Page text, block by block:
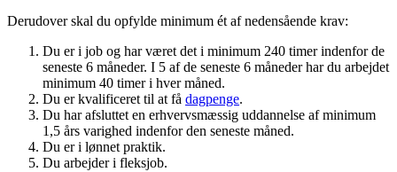
Derudover skal du opfylde minimum ét af nedensående krav:
Du er i job og har været det i minimum 240 timer indenfor de
seneste 6 måneder. I 5 af de seneste 6 måneder har du arbejdet
minimum 40 timer i hver måned.
Du er kvalificeret til at få dagpenge.
Du har afsluttet en erhvervsmæssig uddannelse af minimum
1,5 års varighed indenfor den seneste måned.
Du er i lønnet praktik.
Du arbejder i fleksjob.